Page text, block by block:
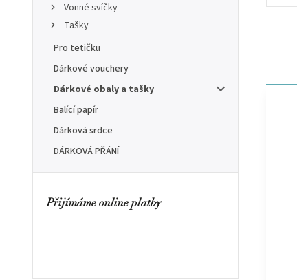
Vonné svíčky
Tašky
Pro tetičku
Dárkové vouchery
Dárkové obaly a tašky
Balící papír
Dárková srdce
DÁRKOVÁ PŘÁNÍ
Přijímáme online platby